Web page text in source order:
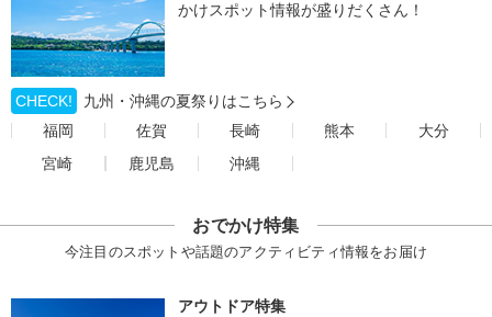
かけスポット情報が盛りだくさん！
CHECK!
九州・沖縄の夏祭りはこちら
福岡
佐賀 長崎 熊本
大分
宮崎
鹿児島 沖縄
おでかけ特集
今注目のスポットや話題のアクティビティ情報をお届け
アウトドア特集